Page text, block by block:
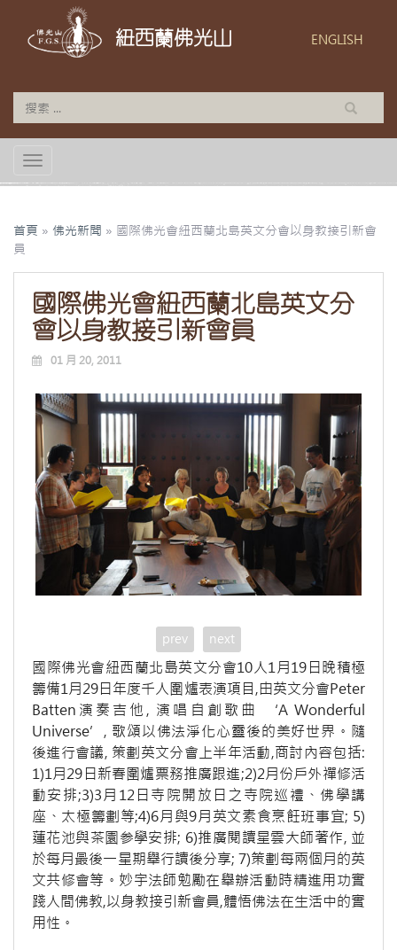
紐西蘭佛光山 ENGLISH
TOGGLE NAVIGATION
首頁 » 佛光新聞 » 國際佛光會紐西蘭北島英文分會以身教接引新會
員
國際佛光會紐西蘭北島英文分
會以身教接引新會員
01 月 20, 2011
prev next
國際佛光會紐西蘭北島英文分會10人1月19日晚積極
籌備1月29日年度千人圍爐表演項目,由英文分會Peter
Batten演奏吉他, 演唱自創歌曲 ‘A Wonderful
Universe’, 歌頌以佛法淨化心靈後的美好世界。隨
後進行會議, 策劃英文分會上半年活動,商討內容包括:
1)1月29日新春圍爐票務推廣跟進;2)2月份戶外禪修活
動安排;3)3月12日寺院開放日之寺院巡禮、佛學講
座、太極籌劃等;4)6月與9月英文素食烹飪班事宜; 5)
蓮花池與茶園参學安排; 6)推廣閱讀星雲大師著作, 並
於每月最後一星期舉行讀後分享; 7)策劃每兩個月的英
文共修會等。妙宇法師勉勵在舉辦活動時精進用功實
踐人間佛教,以身教接引新會員,體悟佛法在生活中的實
用性。